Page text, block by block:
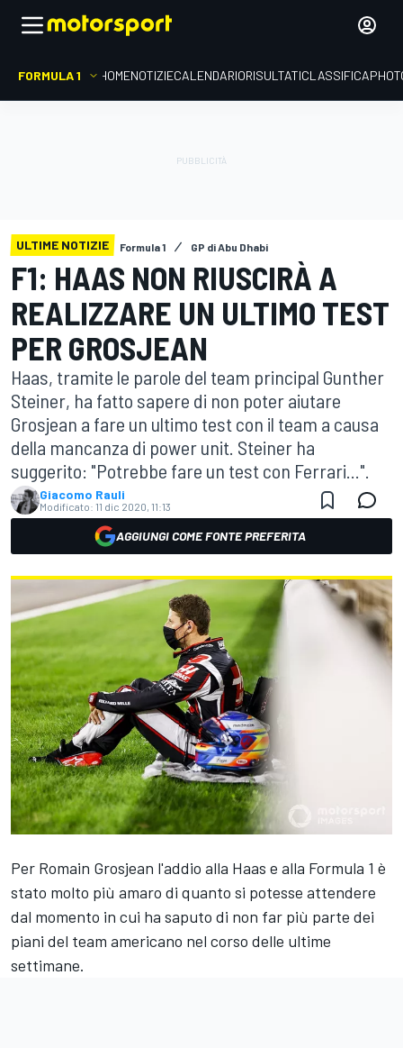
FORMULA 1 HOMENOTIZIECALENDARIORISULTATICLASSIFICA
ULTIME NOTIZIE Formula 1 GP di Abu Dhabi
F1: HAAS NON RIUSCIRÀ A
REALIZZARE UN ULTIMO TEST
PER GROSJEAN
Haas, tramite le parole del team principal Gunther
Steiner, ha fatto sapere di non poter aiutare
Grosjean a fare un ultimo test con il team a causa
della mancanza di power unit. Steiner ha
suggerito: "Potrebbe fare un test con Ferrari...".
Giacomo Rauli
Modificato: 11 dic 2020, 11:13
AGGIUNGI COME FONTE PREFERITA
Per Romain Grosjean l'addio alla Haas e alla Formula 1 è
stato molto più amaro di quanto si potesse attendere
dal momento in cui ha saputo di non far più parte dei
piani del team americano nel corso delle ultime
settimane.